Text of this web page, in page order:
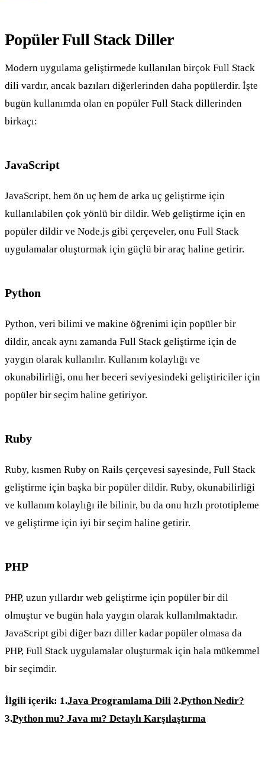
Popüler Full Stack Diller
Modern uygulama geliştirmede kullanılan birçok Full Stack
dili vardır, ancak bazıları diğerlerinden daha popülerdir. İşte
bugün kullanımda olan en popüler Full Stack dillerinden
birkaçı:
JavaScript
JavaScript, hem ön uç hem de arka uç geliştirme için
kullanılabilen çok yönlü bir dildir. Web geliştirme için en
popüler dildir ve Node.js gibi çerçeveler, onu Full Stack
uygulamalar oluşturmak için güçlü bir araç haline getirir.
Python
Python, veri bilimi ve makine öğrenimi için popüler bir
dildir, ancak aynı zamanda Full Stack geliştirme için de
yaygın olarak kullanılır. Kullanım kolaylığı ve
okunabilirliği, onu her beceri seviyesindeki geliştiriciler için
popüler bir seçim haline getiriyor.
Ruby
Ruby, kısmen Ruby on Rails çerçevesi sayesinde, Full Stack
geliştirme için başka bir popüler dildir. Ruby, okunabilirliği
ve kullanım kolaylığı ile bilinir, bu da onu hızlı prototipleme
ve geliştirme için iyi bir seçim haline getirir.
PHP
PHP, uzun yıllardır web geliştirme için popüler bir dil
olmuştur ve bugün hala yaygın olarak kullanılmaktadır.
JavaScript gibi diğer bazı diller kadar popüler olmasa da
PHP, Full Stack uygulamalar oluşturmak için hala mükemmel
bir seçimdir.
İlgili içerik: 1.Java Programlama Dili 2.Python Nedir?
3.Python mu? Java mı? Detaylı Karşılaştırma